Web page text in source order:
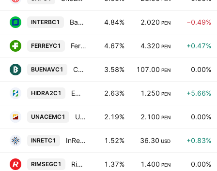
INTERBC1 Banco Internacional del Peru SAA Interbank 4.84% 2.020 PEN −0.49%
FERREYC1 Ferreycorp SAA 4.67% 4.320 PEN +0.47%
BUENAVC1 Compania de Minas Buenaventura SAA 3.58% 107.00 PEN 0.00%
HIDRA2C1 Empresa Regional de Servicio Publico de Electricidad Electronorte Medio SA 2.63% 1.250 PEN +5.66%
UNACEMC1 UNACEM Corp. Sociedad Anonima Abierta 2.19% 2.100 PEN 0.00%
INRETC1 InRetail Peru Corp. 1.52% 36.30 USD +0.83%
RIMSEGC1 Rimac Seguros y Reaseguros 1.37% 1.400 PEN 0.00%